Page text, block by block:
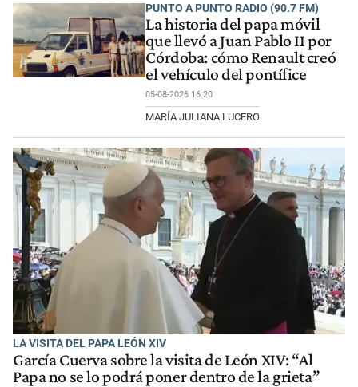
PUNTO A PUNTO RADIO (90.7 FM)
La historia del papa móvil
que llevó a Juan Pablo II por
Córdoba: cómo Renault creó
el vehículo del pontífice
05-08-2026 16:20
MARÍA JULIANA LUCERO
LA VISITA DEL PAPA LEÓN XIV
García Cuerva sobre la visita de León XIV: “Al
Papa no se lo podrá poner dentro de la grieta”